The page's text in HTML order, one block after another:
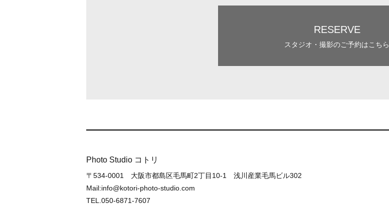
RESERVE
スタジオ・撮影のご予約はこちら
Photo Studio コトリ
〒534-0001 大阪市都島区毛馬町2丁目10-1 浅川産業毛馬ビル302
Mail:info@kotori-photo-studio.com
TEL.050-6871-7607